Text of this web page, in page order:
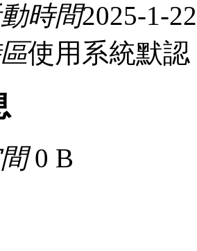
時間2025-1-
使用系統默認
0 B